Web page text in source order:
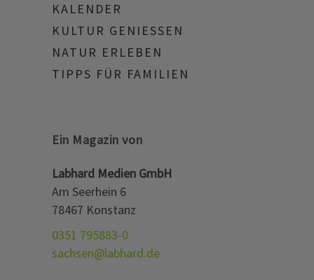
KALENDER
KULTUR GENIESSEN
NATUR ERLEBEN
TIPPS FÜR FAMILIEN
Ein Magazin von
Labhard Medien GmbH
Am Seerhein 6
78467 Konstanz
0351 795883-0
sachsen@labhard.de